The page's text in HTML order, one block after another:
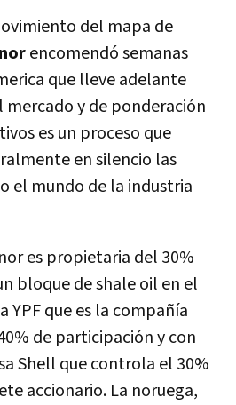
del mapa de
encomendó semanas
que lleve adelante
mercado y de ponderación
es un proceso que
en silencio las
el mundo de la industria
es propietaria del 30%
bloque de shale oil en el
YPF que es la compañía
de participación y con
Shell que controla el 30%
accionario. La noruega,